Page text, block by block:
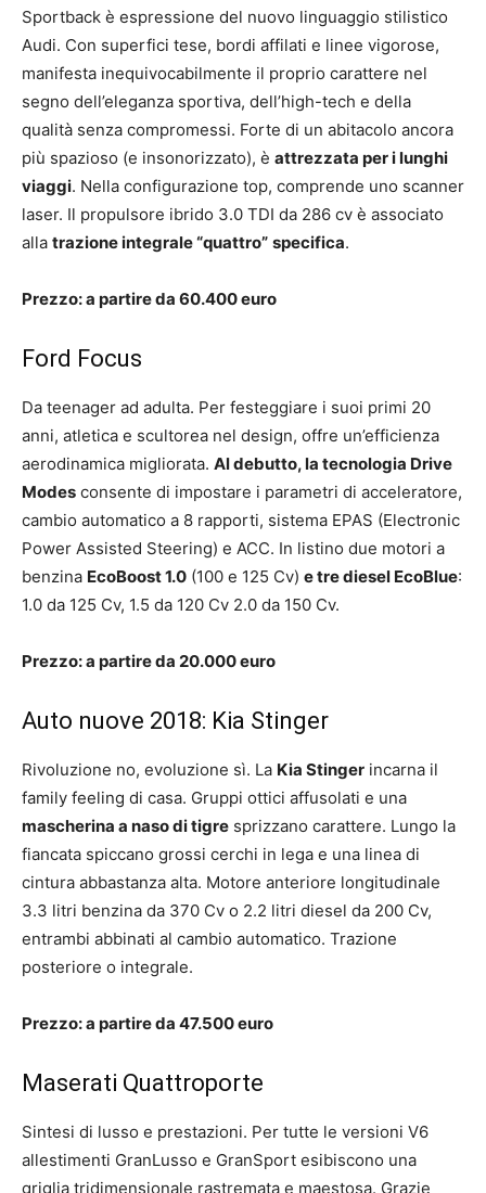
Sportback è espressione del nuovo linguaggio stilistico
Audi. Con superfici tese, bordi affilati e linee vigorose,
manifesta inequivocabilmente il proprio carattere nel
segno dell’eleganza sportiva, dell’high-tech e della
qualità senza compromessi. Forte di un abitacolo ancora
più spazioso (e insonorizzato), è attrezzata per i lunghi
viaggi. Nella configurazione top, comprende uno scanner
laser. Il propulsore ibrido 3.0 TDI da 286 cv è associato
alla trazione integrale “quattro” specifica.
Prezzo: a partire da 60.400 euro
Ford Focus
Da teenager ad adulta. Per festeggiare i suoi primi 20
anni, atletica e scultorea nel design, offre un’efficienza
aerodinamica migliorata. Al debutto, la tecnologia Drive
Modes consente di impostare i parametri di acceleratore,
cambio automatico a 8 rapporti, sistema EPAS (Electronic
Power Assisted Steering) e ACC. In listino due motori a
benzina EcoBoost 1.0 (100 e 125 Cv) e tre diesel EcoBlue:
1.0 da 125 Cv, 1.5 da 120 Cv 2.0 da 150 Cv.
Prezzo: a partire da 20.000 euro
Auto nuove 2018: Kia Stinger
Rivoluzione no, evoluzione sì. La Kia Stinger incarna il
family feeling di casa. Gruppi ottici affusolati e una
mascherina a naso di tigre sprizzano carattere. Lungo la
fiancata spiccano grossi cerchi in lega e una linea di
cintura abbastanza alta. Motore anteriore longitudinale
3.3 litri benzina da 370 Cv o 2.2 litri diesel da 200 Cv,
entrambi abbinati al cambio automatico. Trazione
posteriore o integrale.
Prezzo: a partire da 47.500 euro
Maserati Quattroporte
Sintesi di lusso e prestazioni. Per tutte le versioni V6
allestimenti GranLusso e GranSport esibiscono una
griglia tridimensionale rastremata e maestosa. Grazie